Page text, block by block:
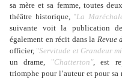
sa mère et sa femme, toutes
théâtre historique, "La
suivante voit la publication de
également en récit dans la Revue
officier, "Servitude et Grandeur
un drame, "Chatterton", est
triomphe pour l’auteur et pour